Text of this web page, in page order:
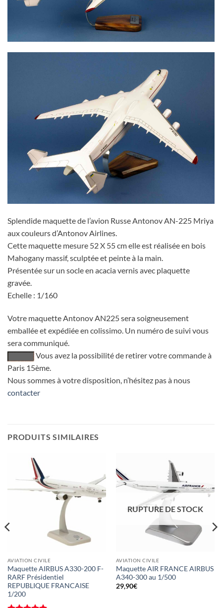
Splendide maquette de l’avion Russe Antonov AN-225 Mriya
aux couleurs d’Antonov Airlines.
Cette maquette mesure 52 X 55 cm elle est réalisée en bois
Mahogany massif, sculptée et peinte à la main.
Présentée sur un socle en acacia vernis avec plaquette
gravée.
Echelle : 1/160
Votre maquette Antonov AN225 sera soigneusement
emballée et expédiée en colissimo. Un numéro de suivi vous
sera communiqué.
Vous avez la possibilité de retirer votre commande à
Paris 15ème.
Nous sommes à votre disposition, n’hésitez pas à nous
contacter
PRODUITS SIMILAIRES
AVIATION CIVILE
Maquette AIRBUS A330-200 F-
RARF Présidentiel
REPUBLIQUE FRANCAISE
1/200
RUPTURE DE STOCK
AVIATION CIVILE
Maquette AIR FRANCE AIRBUS
A340-300 au 1/500
29,90€